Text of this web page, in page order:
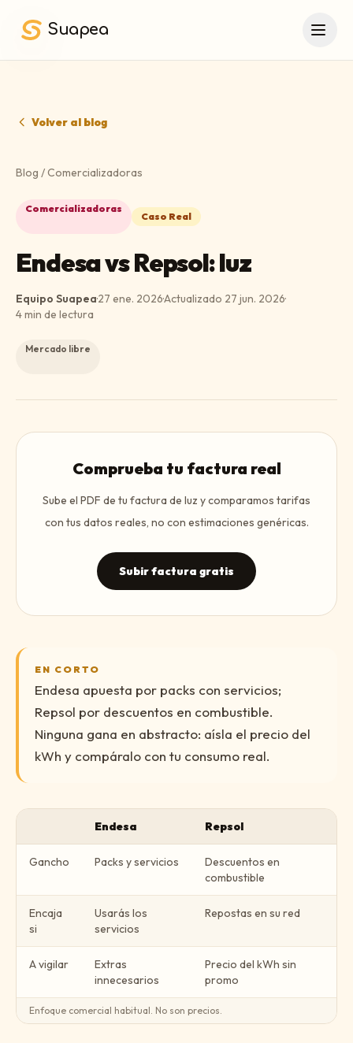
Suapea
Volver al blog
Blog /Comercializadoras
Comercializadoras
Caso Real
Endesa vs Repsol: luz
Equipo Suapea·27 ene. 2026·Actualizado 27 jun. 2026·
4min de lectura
Mercado libre
Comprueba tu factura real
Sube el PDF de tu factura de luz y comparamos tarifas
con tus datos reales, no con estimaciones genéricas.
Subir factura gratis
EN CORTO
Endesa apuesta por packs con servicios;
Repsol por descuentos en combustible.
Ninguna gana en abstracto: aísla el precio del
kWh y compáralo con tu consumo real.
Endesa Repsol
Gancho Packs y servicios
Descuentos en
combustible
Encaja
si
Usarás los
servicios
Repostas en su red
A vigilar
Extras
innecesarios
Precio del kWh sin
promo
Enfoque comercial habitual. No son precios.